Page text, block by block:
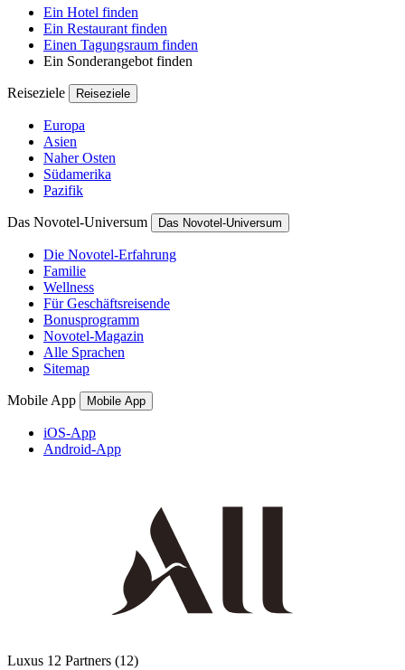
Ein Hotel finden
Ein Restaurant finden
Einen Tagungsraum finden
Ein Sonderangebot finden
Reiseziele Reiseziele
Europa
Asien
Naher Osten
Südamerika
Pazifik
Das Novotel-Universum Das Novotel-Universum
Die Novotel-Erfahrung
Familie
Wellness
Für Geschäftsreisende
Bonusprogramm
Novotel-Magazin
Alle Sprachen
Sitemap
Mobile App Mobile App
iOS-App
Android-App
Luxus 12 Partners (12)